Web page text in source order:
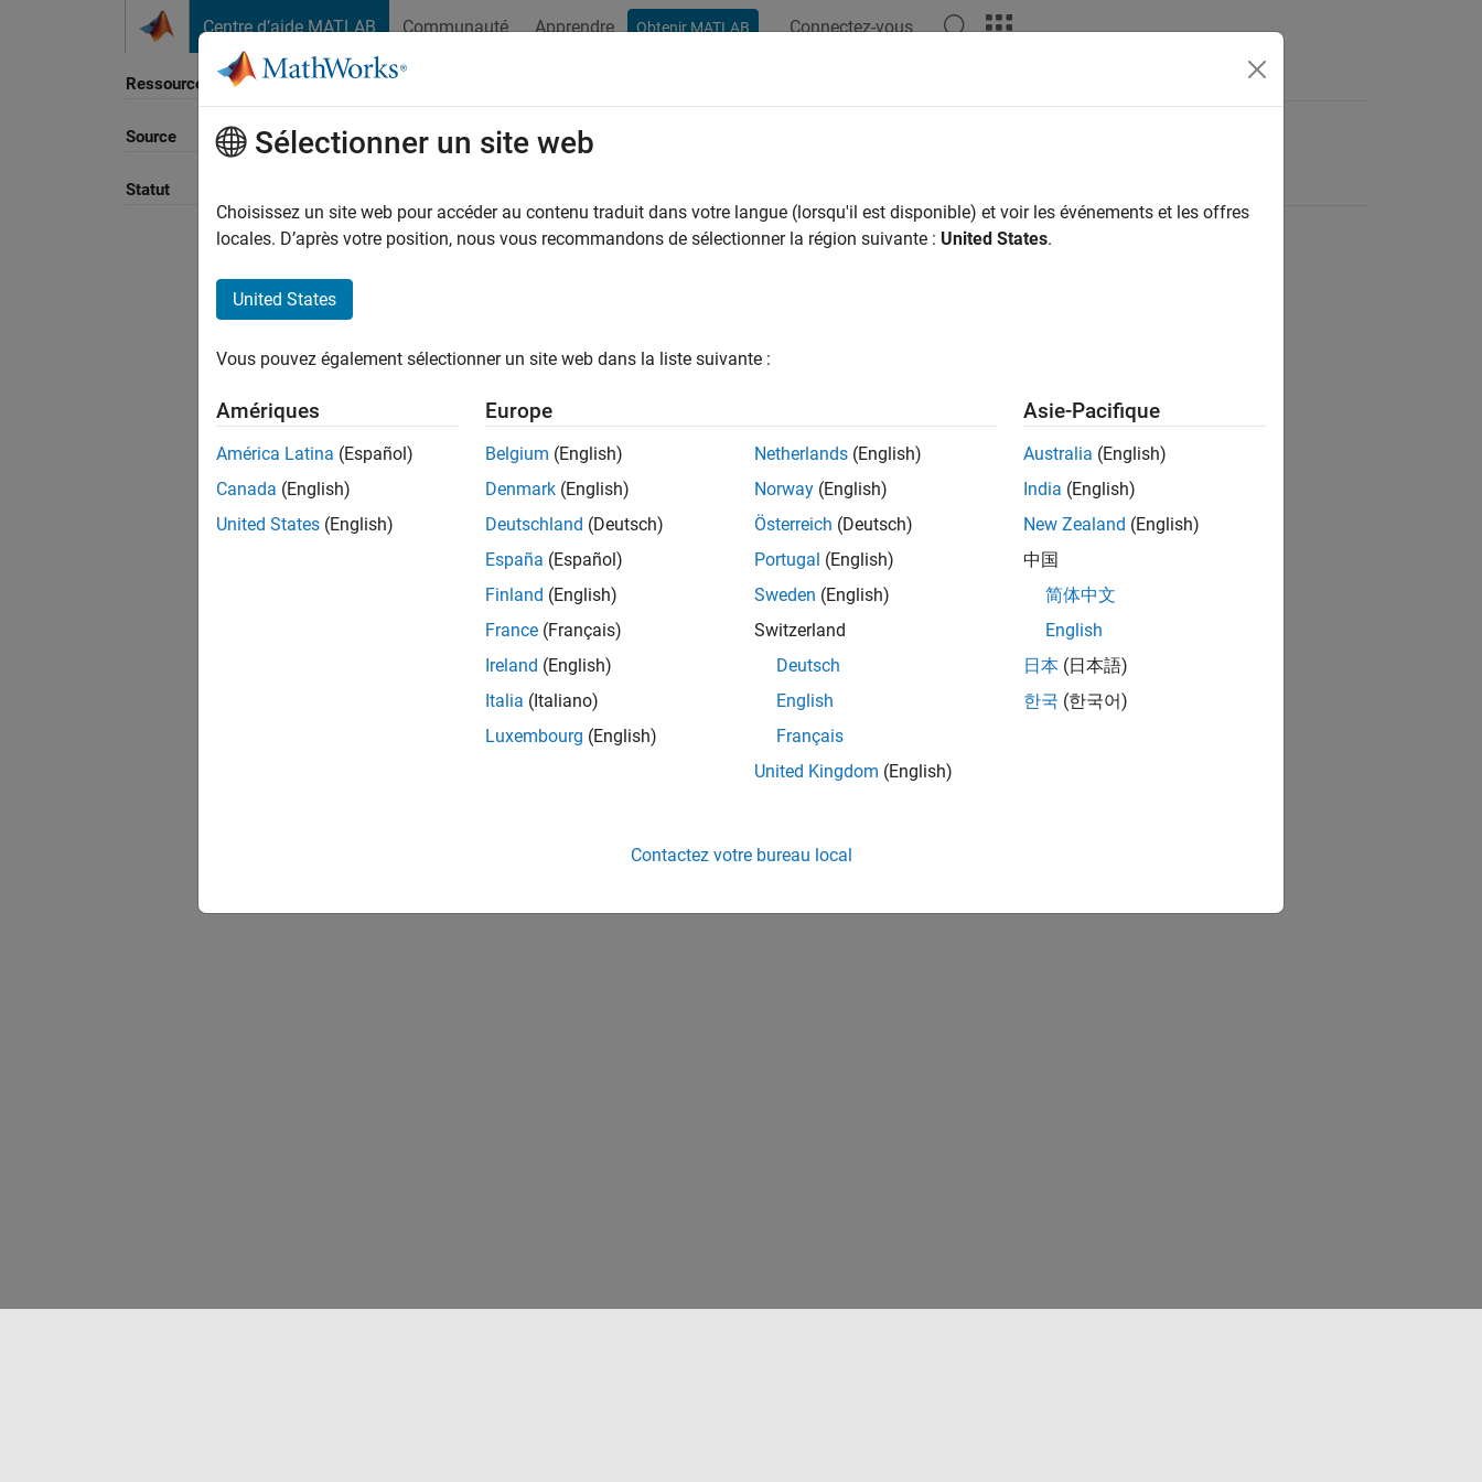
Centre d’aide MATLAB Communauté Apprendre Obtenir MATLAB Connectez-vous
Ressource
Source
Statut
Trier par
Sélectionner un site web
Choisissez un site web pour accéder au contenu traduit dans votre langue (lorsqu'il est disponible) et voir les événements et les offres
locales. D’après votre position, nous vous recommandons de sélectionner la région suivante : United States.
United States
Vous pouvez également sélectionner un site web dans la liste suivante :
Amériques
América Latina (Español)
Canada (English)
United States (English)
Europe
Belgium (English)
Denmark (English)
Deutschland (Deutsch)
España (Español)
Finland (English)
France (Français)
Ireland (English)
Italia (Italiano)
Luxembourg (English)
Netherlands (English)
Norway (English)
Österreich (Deutsch)
Portugal (English)
Sweden (English)
Switzerland
Deutsch
English
Français
United Kingdom (English)
Asie-Pacifique
Australia (English)
India (English)
New Zealand (English)
中国
简体中文
English
日本 (日本語)
한국 (한국어)
Contactez votre bureau local